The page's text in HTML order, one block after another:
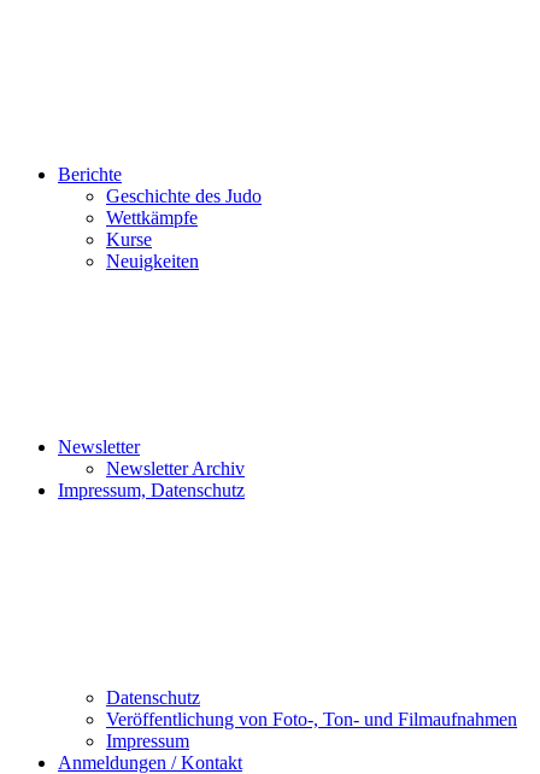
Berichte
Geschichte des Judo
Wettkämpfe
Kurse
Neuigkeiten
Newsletter
Newsletter Archiv
Impressum, Datenschutz
Datenschutz
Veröffentlichung von Foto-, Ton- und Filmaufnahmen
Impressum
Anmeldungen / Kontakt